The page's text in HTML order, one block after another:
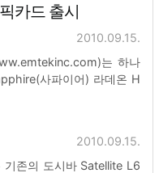
카드 출시
2010.09.15.
는 하나
사파이어) 라데온 H
2010.09.15.
존의 도시바 Satellite L6